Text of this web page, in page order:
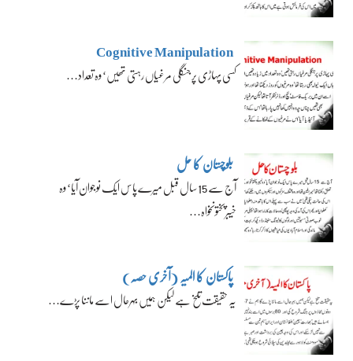
Cognitive Manipulation
کسی پہاڑی پر جنگلی مرغیاں رہتی تھیں‘ وہ تعداد…
بلوچستان کا حل
آج سے 15 سال قبل میرے پاس ایک نوجوان آیا‘ وہ
خیبرپختونخواہ…
پاکستان کا المیہ (آخری حصہ)
یہ حقیقت تلخ ہے لیکن ہمیں بہرحال اسے ماننا پڑے…